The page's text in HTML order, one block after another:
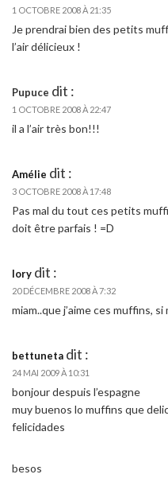
1 OCTOBRE 2008 À 21:35
Je prendrai bien des petits
l’air délicieux !
Pupuce dit :
1 OCTOBRE 2008 À 22:47
il a l’air très bon!!!
Amélie dit :
3 OCTOBRE 2008 À 17:48
Pas mal du tout ces petits
doit être parfais ! =D
lory dit :
20 DÉCEMBRE 2008 À 7:32
miam..que j’aime ces muffins,
bettuneta dit :
24 MAI 2009 À 10:31
bonjour despuis l’espagne
muy buenos lo muffins que
felicidades
besos